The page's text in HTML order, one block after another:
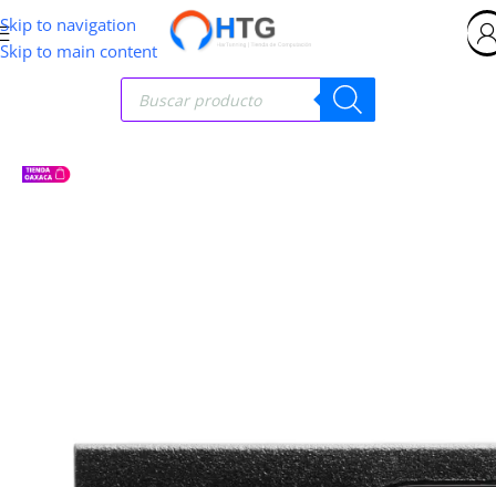
Skip to navigation
Skip to main content